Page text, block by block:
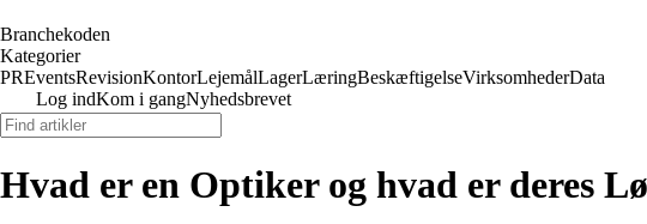
Branchekoden
Kategorier
PREventsRevisionKontorLejemålLagerLæringBeskæftigelseVirksomhederData
Log indKom i gangNyhedsbrevet
Hvad er en Optiker og hvad er deres